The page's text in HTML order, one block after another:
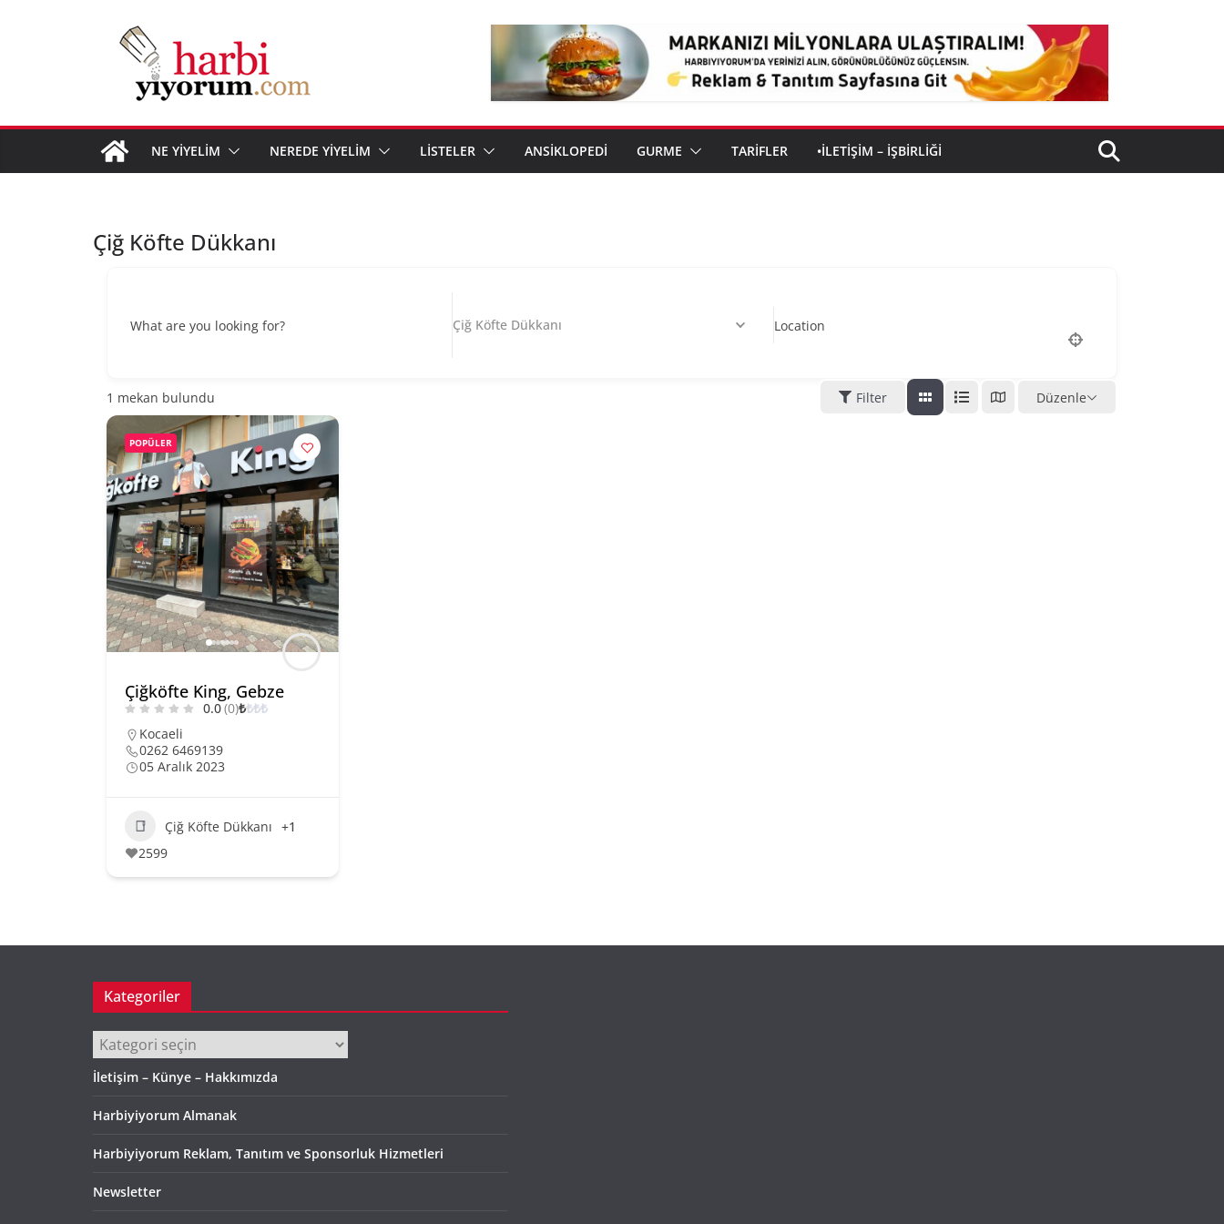
NE YİYELİM NEREDE YİYELİM LİSTELER ANSİKLOPEDİ GURME TARİFLER •İLETIŞIM – İŞBIRLIĞI
Çiğ Köfte Dükkanı
What are you looking for? Çiğ Köfte Dükkanı Location
1 mekan bulundu Filter Düzenle
POPÜLER
Çiğköfte King, Gebze
0.0(0)₺₺₺₺
Kocaeli
0262 6469139
05 Aralık 2023
Çiğ Köfte Dükkanı +1
2599
Kategoriler
Kategoriler
İletişim – Künye – Hakkımızda
Harbiyiyorum Almanak
Harbiyiyorum Reklam, Tanıtım ve Sponsorluk Hizmetleri
Newsletter